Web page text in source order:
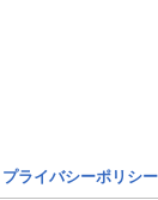
プライバシーポリシー